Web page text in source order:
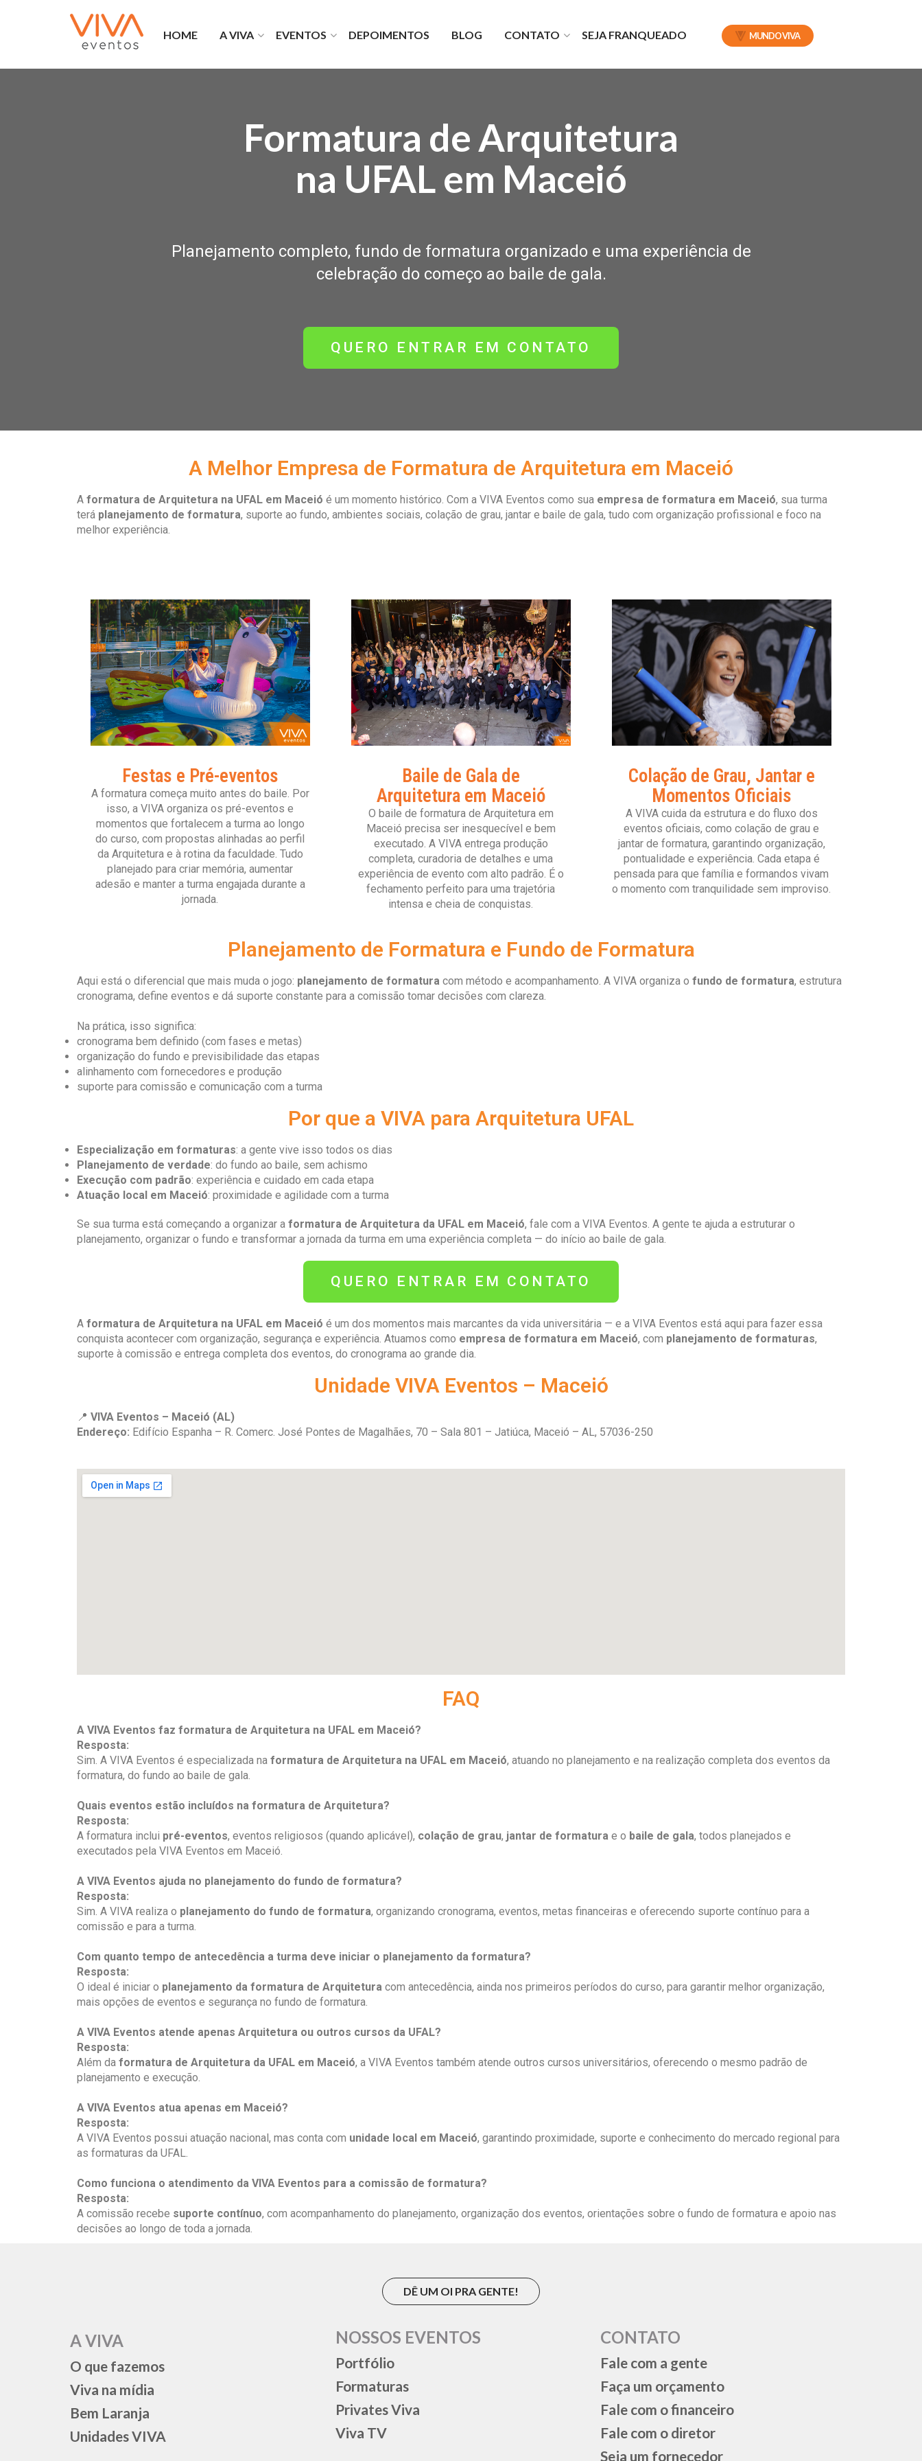
HOME
A VIVA
Viva na mídia
Por que a Viva
EVENTOS
Formaturas
DEPOIMENTOS BLOG
CONTATO
Faça um orçamento
Seja um fornecedor
Trabalhe com a gente
SEJA FRANQUEADO MUNDO VIVA
Formatura de Arquitetura
na UFAL em Maceió
Planejamento completo, fundo de formatura organizado e uma experiência de
celebração do começo ao baile de gala.
QUERO ENTRAR EM CONTATO
A Melhor Empresa de Formatura de Arquitetura em Maceió
A formatura de Arquitetura na UFAL em Maceió é um momento histórico. Com a VIVA Eventos como sua empresa de formatura em Maceió, sua turma
terá planejamento de formatura, suporte ao fundo, ambientes sociais, colação de grau, jantar e baile de gala, tudo com organização profissional e foco na
melhor experiência.
Festas e Pré-eventos
A formatura começa muito antes do baile. Por
isso, a VIVA organiza os pré-eventos e
momentos que fortalecem a turma ao longo
do curso, com propostas alinhadas ao perfil
da Arquitetura e à rotina da faculdade. Tudo
planejado para criar memória, aumentar
adesão e manter a turma engajada durante a
jornada.
Baile de Gala de
Arquitetura em Maceió
O baile de formatura de Arquitetura em
Maceió precisa ser inesquecível e bem
executado. A VIVA entrega produção
completa, curadoria de detalhes e uma
experiência de evento com alto padrão. É o
fechamento perfeito para uma trajetória
intensa e cheia de conquistas.
Colação de Grau, Jantar e
Momentos Oficiais
A VIVA cuida da estrutura e do fluxo dos
eventos oficiais, como colação de grau e
jantar de formatura, garantindo organização,
pontualidade e experiência. Cada etapa é
pensada para que família e formandos vivam
o momento com tranquilidade sem improviso.
Planejamento de Formatura e Fundo de Formatura
Aqui está o diferencial que mais muda o jogo: planejamento de formatura com método e acompanhamento. A VIVA organiza o fundo de formatura, estrutura
cronograma, define eventos e dá suporte constante para a comissão tomar decisões com clareza.
Na prática, isso significa:
cronograma bem definido (com fases e metas)
organização do fundo e previsibilidade das etapas
alinhamento com fornecedores e produção
suporte para comissão e comunicação com a turma
Por que a VIVA para Arquitetura UFAL
Especialização em formaturas: a gente vive isso todos os dias
Planejamento de verdade: do fundo ao baile, sem achismo
Execução com padrão: experiência e cuidado em cada etapa
Atuação local em Maceió: proximidade e agilidade com a turma
Se sua turma está começando a organizar a formatura de Arquitetura da UFAL em Maceió, fale com a VIVA Eventos. A gente te ajuda a estruturar o
planejamento, organizar o fundo e transformar a jornada da turma em uma experiência completa — do início ao baile de gala.
QUERO ENTRAR EM CONTATO
A formatura de Arquitetura na UFAL em Maceió é um dos momentos mais marcantes da vida universitária — e a VIVA Eventos está aqui para fazer essa
conquista acontecer com organização, segurança e experiência. Atuamos como empresa de formatura em Maceió, com planejamento de formaturas,
suporte à comissão e entrega completa dos eventos, do cronograma ao grande dia.
Unidade VIVA Eventos – Maceió
📍 VIVA Eventos – Maceió (AL)
Endereço: Edifício Espanha – R. Comerc. José Pontes de Magalhães, 70 – Sala 801 – Jatiúca, Maceió – AL, 57036-250
FAQ
A VIVA Eventos faz formatura de Arquitetura na UFAL em Maceió?
Resposta:
Sim. A VIVA Eventos é especializada na formatura de Arquitetura na UFAL em Maceió, atuando no planejamento e na realização completa dos eventos da
formatura, do fundo ao baile de gala.
Quais eventos estão incluídos na formatura de Arquitetura?
Resposta:
A formatura inclui pré-eventos, eventos religiosos (quando aplicável), colação de grau, jantar de formatura e o baile de gala, todos planejados e
executados pela VIVA Eventos em Maceió.
A VIVA Eventos ajuda no planejamento do fundo de formatura?
Resposta:
Sim. A VIVA realiza o planejamento do fundo de formatura, organizando cronograma, eventos, metas financeiras e oferecendo suporte contínuo para a
comissão e para a turma.
Com quanto tempo de antecedência a turma deve iniciar o planejamento da formatura?
Resposta:
O ideal é iniciar o planejamento da formatura de Arquitetura com antecedência, ainda nos primeiros períodos do curso, para garantir melhor organização,
mais opções de eventos e segurança no fundo de formatura.
A VIVA Eventos atende apenas Arquitetura ou outros cursos da UFAL?
Resposta:
Além da formatura de Arquitetura da UFAL em Maceió, a VIVA Eventos também atende outros cursos universitários, oferecendo o mesmo padrão de
planejamento e execução.
A VIVA Eventos atua apenas em Maceió?
Resposta:
A VIVA Eventos possui atuação nacional, mas conta com unidade local em Maceió, garantindo proximidade, suporte e conhecimento do mercado regional para
as formaturas da UFAL.
Como funciona o atendimento da VIVA Eventos para a comissão de formatura?
Resposta:
A comissão recebe suporte contínuo, com acompanhamento do planejamento, organização dos eventos, orientações sobre o fundo de formatura e apoio nas
decisões ao longo de toda a jornada.
DÊ UM OI PRA GENTE!
A VIVA
O que fazemos
Viva na mídia
Bem Laranja
Unidades VIVA
NOSSOS EVENTOS
Portfólio
Formaturas
Privates Viva
Viva TV
CONTATO
Fale com a gente
Faça um orçamento
Fale com o financeiro
Fale com o diretor
Seja um fornecedor